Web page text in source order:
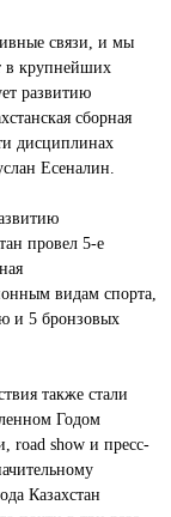
связи, и мы
в крупнейших
развитию
сборная
дисциплинах
Есеналин.
провел 5-е
видам спорта,
и 5 бронзовых
также стали
Годом
road show и пресс-
Казахстан